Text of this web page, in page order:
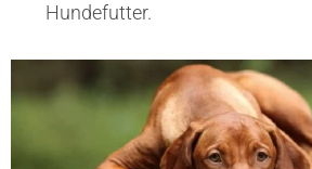
Hundefutter.